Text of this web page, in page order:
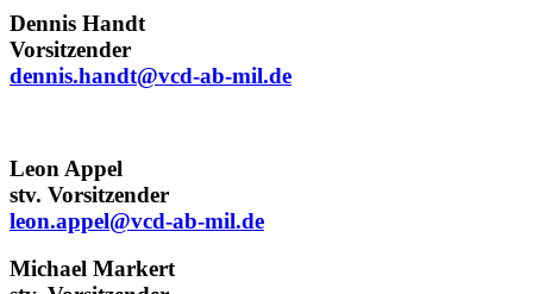
Dennis Handt
Vorsitzender
dennis.handt@vcd-ab-mil.de
Leon Appel
stv. Vorsitzender
leon.appel@vcd-ab-mil.de
Michael Markert